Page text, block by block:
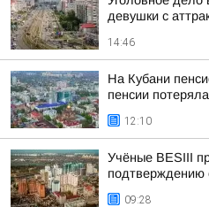
девушки с
14:46
На Кубани
пенсии
12:10
Учёные BESIII
подтверждению
09:28